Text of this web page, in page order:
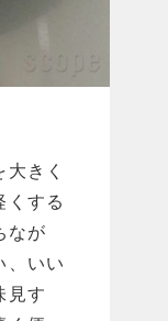
きく
くする
なが
、いい
見す